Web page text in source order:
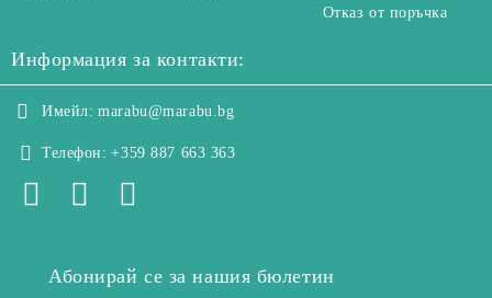
Отказ от поръчка
Информация за контакти:
Имейл: marabu@marabu.bg
Телефон: +359 887 663 363
Абонирай се за нашия бюлетин